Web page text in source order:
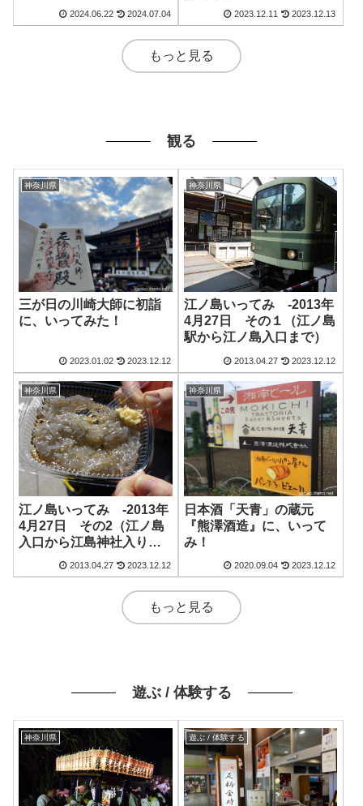
2024.06.22 2024.07.04 2023.12.11 2023.12.13
もっと見る
観る
神奈川県
三が日の川崎大師に初詣
に、いってみた！
2023.01.02 2023.12.12
神奈川県
江ノ島いってみ -2013年
4月27日 その１（江ノ島
駅から江ノ島入口まで）
2013.04.27 2023.12.12
神奈川県
江ノ島いってみ -2013年
4月27日 その2（江ノ島
入口から江島神社入り口
2013.04.27 2023.12.12
神奈川県
日本酒「天青」の蔵元
『熊澤酒造』に、いって
み！
2020.09.04 2023.12.12
もっと見る
遊ぶ / 体験する
神奈川県 遊ぶ / 体験する